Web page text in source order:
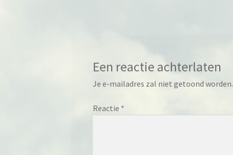
Een reactie achterlaten
Je e-mailadres zal niet getoond worden.
Reactie *